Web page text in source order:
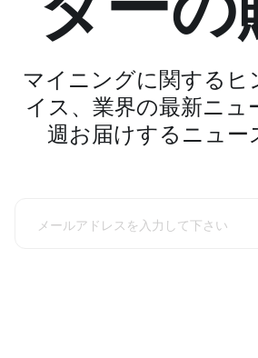
マイニングに関するヒ
イス、業界の最新ニュ
週お届けするニュー